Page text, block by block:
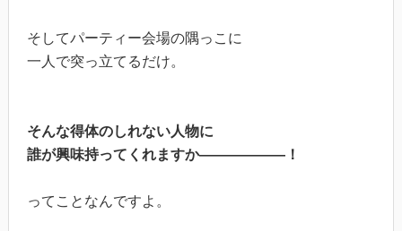
そしてパーティー会場の隅っこに
一人で突っ立てるだけ。
そんな得体のしれない人物に
誰が興味持ってくれますか――――――！
ってことなんですよ。